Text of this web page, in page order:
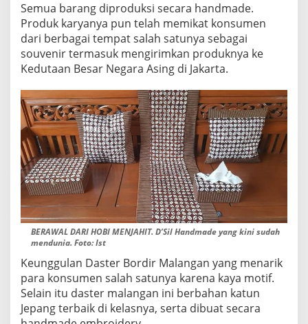
Semua barang diproduksi secara handmade.
Produk karyanya pun telah memikat konsumen
dari berbagai tempat salah satunya sebagai
souvenir termasuk mengirimkan produknya ke
Kedutaan Besar Negara Asing di Jakarta.
BERAWAL DARI HOBI MENJAHIT. D’Sil Handmade yang kini sudah
mendunia. Foto: Ist
Keunggulan Daster Bordir Malangan yang menarik
para konsumen salah satunya karena kaya motif.
Selain itu daster malangan ini berbahan katun
Jepang terbaik di kelasnya, serta dibuat secara